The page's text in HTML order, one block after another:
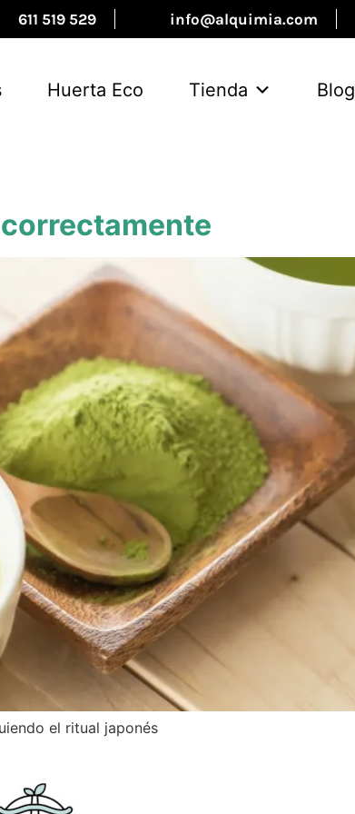
611 519 529 info@alquimia.com
Huerta Eco Tienda Blog
el ritual japonés